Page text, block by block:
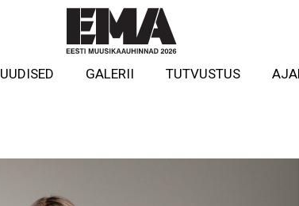
UUDISED GALERII TUTVUSTUS